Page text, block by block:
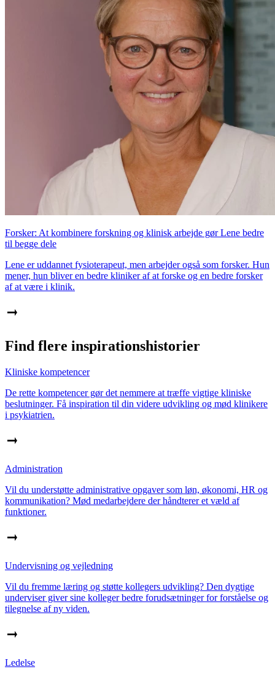
Forsker: At kombinere forskning og klinisk arbejde gør Lene bedre
til begge dele
Lene er uddannet fysioterapeut, men arbejder også som forsker. Hun
mener, hun bliver en bedre kliniker af at forske og en bedre forsker
af at være i klinik.
Find flere inspirationshistorier
Kliniske kompetencer
De rette kompetencer gør det nemmere at træffe vigtige kliniske
beslutninger. Få inspiration til din videre udvikling og mød klinikere
i psykiatrien.
Administration
Vil du understøtte administrative opgaver som løn, økonomi, HR og
kommunikation? Mød medarbejdere der håndterer et væld af
funktioner.
Undervisning og vejledning
Vil du fremme læring og støtte kollegers udvikling? Den dygtige
underviser giver sine kolleger bedre forudsætninger for forståelse og
tilegnelse af ny viden.
Ledelse